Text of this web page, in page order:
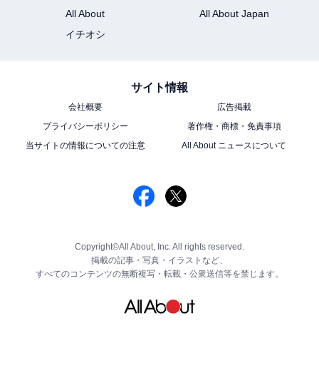
All About
All About Japan
イチオシ
サイト情報
会社概要
広告掲載
プライバシーポリシー
著作権・商標・免責事項
当サイトの情報についての注意
All About ニュースについて
Copyright©All About, Inc. All rights reserved.
掲載の記事・写真・イラストなど、
すべてのコンテンツの無断複写・転載・公衆送信等を禁じます。